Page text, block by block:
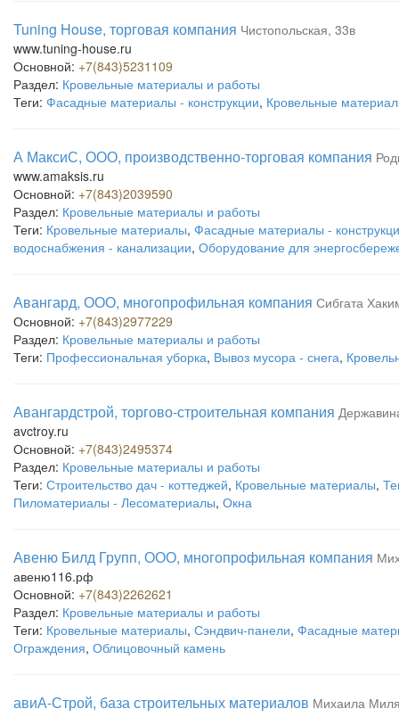
Tuning House, торговая компания Чистопольская, 33в
www.tuning-house.ru
Основной: +7(843)5231109
Раздел: Кровельные материалы и работы
Теги: Фасадные материалы - конструкции, Кровельные
А МаксиС, ООО, производственно-торговая компания
www.amaksis.ru
Основной: +7(843)2039590
Раздел: Кровельные материалы и работы
Теги: Кровельные материалы, Фасадные материалы -
водоснабжения - канализации, Оборудование для
Авангард, ООО, многопрофильная компания Сибгата
Основной: +7(843)2977229
Раздел: Кровельные материалы и работы
Теги: Профессиональная уборка, Вывоз мусора - снега,
Авангардстрой, торгово-строительная компания
avctroy.ru
Основной: +7(843)2495374
Раздел: Кровельные материалы и работы
Теги: Строительство дач - коттеджей, Кровельные материалы,
Пиломатериалы - Лесоматериалы, Окна
Авеню Билд Групп, ООО, многопрофильная компания
авеню116.рф
Основной: +7(843)2262621
Раздел: Кровельные материалы и работы
Теги: Кровельные материалы, Сэндвич-панели, Фасадные
Ограждения, Облицовочный камень
авиА-Строй, база строительных материалов Михаила